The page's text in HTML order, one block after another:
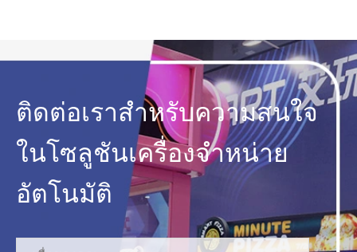
ติดต่อเราสำหรับความสนใจ
ในโซลูชันเครื่องจำหน่าย
อัตโนมัติ